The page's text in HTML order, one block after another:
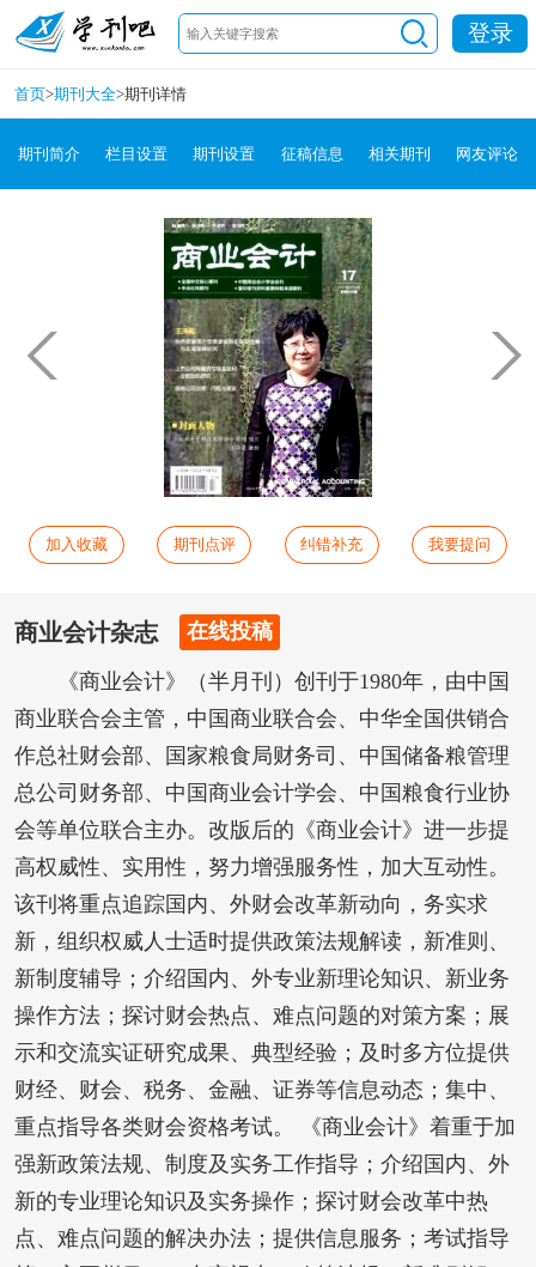
登录
首页>期刊大全>期刊详情
期刊简介 栏目设置 期刊设置 征稿信息 相关期刊 网友评论
加入收藏 期刊点评 纠错补充 我要提问
商业会计杂志 在线投稿
《商业会计》（半月刊）创刊于1980年，由中国
商业联合会主管，中国商业联合会、中华全国供销合
作总社财会部、国家粮食局财务司、中国储备粮管理
总公司财务部、中国商业会计学会、中国粮食行业协
会等单位联合主办。改版后的《商业会计》进一步提
高权威性、实用性，努力增强服务性，加大互动性。
该刊将重点追踪国内、外财会改革新动向，务实求
新，组织权威人士适时提供政策法规解读，新准则、
新制度辅导；介绍国内、外专业新理论知识、新业务
操作方法；探讨财会热点、难点问题的对策方案；展
示和交流实证研究成果、典型经验；及时多方位提供
财经、财会、税务、金融、证券等信息动态；集中、
重点指导各类财会资格考试。 《商业会计》着重于加
强新政策法规、制度及实务工作指导；介绍国内、外
新的专业理论知识及实务操作；探讨财会改革中热
点、难点问题的解决办法；提供信息服务；考试指导